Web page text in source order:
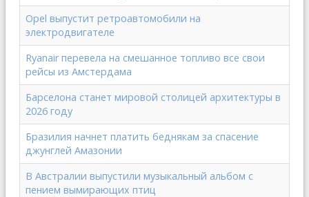
Opel выпустит ретроавтомобили на
электродвигателе
Ryanair перевела на смешанное топливо все свои
рейсы из Амстердама
Барселона станет мировой столицей архитектуры в
2026 году
Бразилия начнет платить беднякам за спасение
джунглей Амазонии
В Австралии выпустили музыкальный альбом с
пением вымирающих птиц